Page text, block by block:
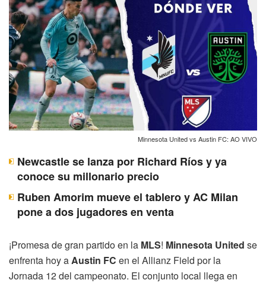
Minnesota United vs Austin FC: AO VIVO
Newcastle se lanza por Richard Ríos y ya
conoce su millonario precio
Ruben Amorim mueve el tablero y AC Milan
pone a dos jugadores en venta
¡Promesa de gran partido en la MLS! Minnesota United se
enfrenta hoy aAustin FC en el Allianz Field por la
Jornada 12 del campeonato. El conjunto local llega en